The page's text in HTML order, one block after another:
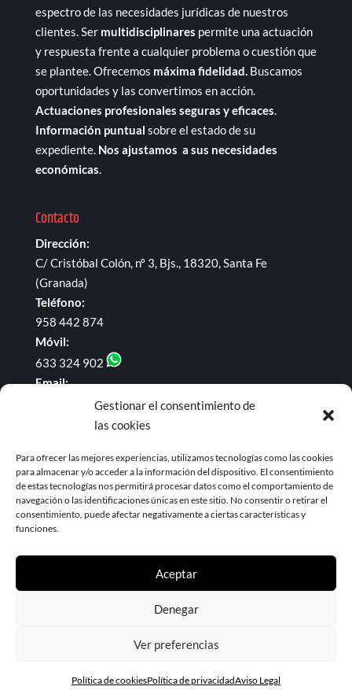
Gestionar el consentimiento de
las cookies
Para ofrecer las mejores experiencias, utilizamos tecnologías como las cookies
para almacenar y/o acceder a la información del dispositivo. El consentimiento
de estas tecnologías nos permitirá procesar datos como el comportamiento de
navegación o las identificaciones únicas en este sitio. No consentir o retirar el
consentimiento, puede afectar negativamente a ciertas características y
funciones.
Aceptar
Denegar
Ver preferencias
Política de cookiesPolítica de privacidadAviso Legal
espectro de las necesidades jurídicas de nuestros
clientes. Ser multidisciplinares permite una actuación
y respuesta frente a cualquier problema o cuestión que
se plantee. Ofrecemos máxima fidelidad. Buscamos
oportunidades y las convertimos en acción.
Actuaciones profesionales seguras y eficaces
Información puntual sobre el estado de su
expediente. Nos ajustamos a sus necesidades
económicas
Contacto
Dirección:
C/ Cristóbal Colón, nº 3, Bjs., 18320, Santa Fe
(Granada)
Teléfono:
958 442 874
Móvil:
633 324 902
Email:
administracion@dominguezyrodriguezabogados.com
Enlaces de interés
BOE
BOP de Granada
Noticias Jurídicas
© 2023 Domínguez & Rodríguez ABOGADOS |
abogados